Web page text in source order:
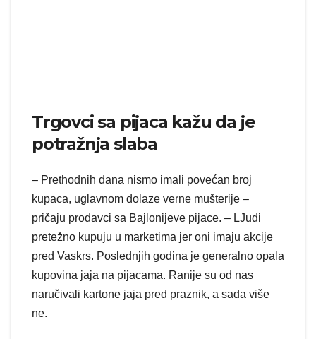
Trgovci sa pijaca kažu da je
potražnja slaba
– Prethodnih dana nismo imali povećan broj
kupaca, uglavnom dolaze verne mušterije –
pričaju prodavci sa Bajlonijeve pijace. – LJudi
pretežno kupuju u marketima jer oni imaju akcije
pred Vaskrs. Poslednjih godina je generalno opala
kupovina jaja na pijacama. Ranije su od nas
naručivali kartone jaja pred praznik, a sada više
ne.